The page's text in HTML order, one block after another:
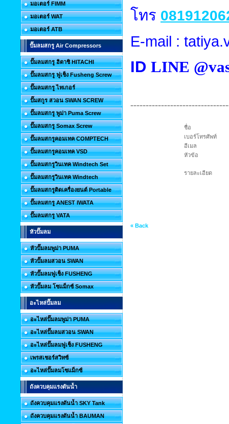
มอเตอร์ FIMM
มอเตอร์ WAT
มอเตอร์ ATB
ปั๊มลมสกรู Air Compressors
ปั๊มลมสกรู ฮิตาชิ HITACHI
ปั๊มลมสกรู ฟูเช็ง Fusheng Screw
ปั๊มลมสกรู ไทเกอร์
ปั๊มสกูร สวอน SWAN SCREW
ปั๊มลมสกรู พูม่า Puma Screw
ปั๊มลมสกรู Somax Screw
ปั๊มลมสกรูคอมเทค COMPTECH
ปั๊มลมสกรูคอมเทค VSD
ปั๊มลมสกรูวินเทค Windtech Set
ปั๊มลมสกรูวินเทค Windtech
ปั๊มลมสกรูติดเครื่องยนต์ Portable
ปั๊มลมสกรู ANEST IWATA
ปั๊มลมสกรู VATA
หัวปั๊มลม
หัวปั๊มลมพูม่า PUMA
หัวปั๊มลมสวอน SWAN
หัวปั๊มลมฟูเช็ง FUSHENG
หัวปั๊มลม โซแม็กซ์ Somax
อะไหล่ปั๊มลม
อะไหล่ปั๊มลมพูม่า PUMA
อะไหล่ปั๊มลมสวอน SWAN
อะไหล่ปั๊มลมฟูเช็ง FUSHENG
เพรสเชอร์สวิทซ์
อะไหล่ปั๊มลมโซแม็กซ์
ถังควบคุมแรงดันน้ำ
ถังควบคุมแรงดันน้ำ SKY Tank
ถังควบคุมแรงดันน้ำ BAUMAN
โทร
E-mail :
ID LINE
ชื่อ
เบอร์โทรศัพท์
อีเมล
หัวข้อ
รายละเอียด
« Back